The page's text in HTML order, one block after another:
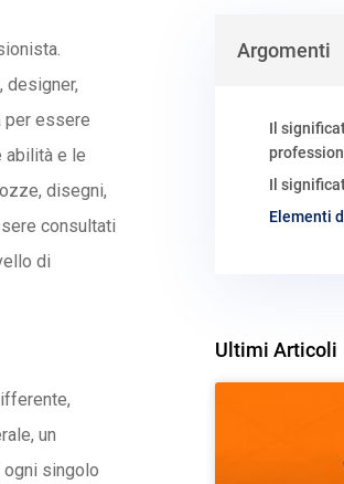
designer,
per essere
abilità e le
disegni,
consultati
di
un
singolo
Argomenti
Il
Il
Elementi
Ultimi Articoli